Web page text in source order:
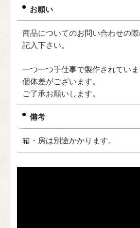
お願い
商品についてのお問い合わせの
記入下さい。
一つ一つ手仕事で製作されてい
個体差がございます。
ご了承お願いします。
備考
箱・房は別途かかります。